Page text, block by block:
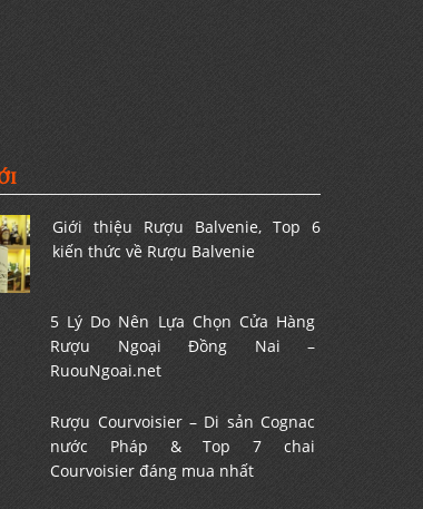
Giới thiệu Rượu Balvenie, Top 6
kiến thức về Rượu Balvenie
5 Lý Do Nên Lựa Chọn Cửa Hàng
Rượu Ngoại Đồng Nai –
RuouNgoai.net
Rượu Courvoisier – Di sản Cognac
nước Pháp & Top 7 chai
Courvoisier đáng mua nhất